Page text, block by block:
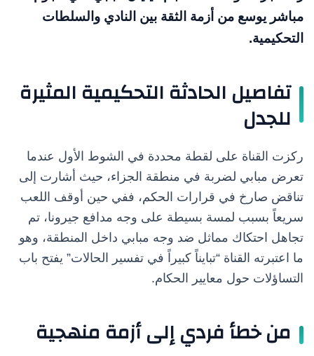
مباشر يوسع من أزمة الثقة بين النادي والسلطات
التحكيمية.
تفاصيل الحادثة التحكيمية المثيرة
للجدل
ركزت القناة على لقطة محددة في الشوط الأول عندما
تعرض مبابي لضربة في منطقة الجزاء، حيث أشارت إلى
تناقض صارخ في قرارات الحكم، ففي حين أوقف اللعب
سريعاً بسبب لمسة بسيطة على وجه مدافع جيرونا، تم
تجاهل احتكاك مماثل ضد وجه مبابي داخل المنطقة، وهو
ما اعتبرته القناة “تبايناً كبيراً في تفسير الحالات” يفتح باب
التساؤلات حول معايير الحكام.
من خطأ فردي إلى أزمة منهجية